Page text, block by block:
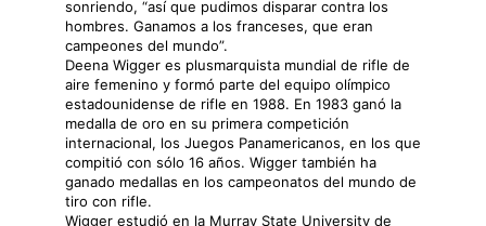
sonriendo, “así que pudimos disparar contra los
hombres. Ganamos a los franceses, que eran
campeones del mundo”.
Deena Wigger es plusmarquista mundial de rifle de
aire femenino y formó parte del equipo olímpico
estadounidense de rifle en 1988. En 1983 ganó la
medalla de oro en su primera competición
internacional, los Juegos Panamericanos, en los que
compitió con sólo 16 años. Wigger también ha
ganado medallas en los campeonatos del mundo de
tiro con rifle.
Wigger estudió en la Murray State University de